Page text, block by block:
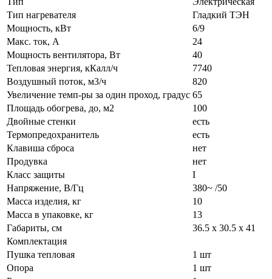
Тип нагревателя
Глад­кий ТЭН
Мощность, кВт
6/9
Макс. ток, А
24
Мощность вентилятора, Вт
40
Тепловая энергия, кКалл/ч
7740
Воздушный поток, м3/ч
820
Увеличение темп-ры за один проход, градус 65
Площадь обогрева, до, м2
100
Двойные стенки
есть
Термопредохранитель
есть
Клавиша сброса
нет
Продувка
нет
Класс защиты
I
Напряжение, В/Гц
380~ /50
Масса изделия, кг
10
Масса в упаковке, кг
13
Габариты, см
36.5 х 30.5 х 41
Комплектация
Пушка тепловая
1 шт
Опора
1 шт